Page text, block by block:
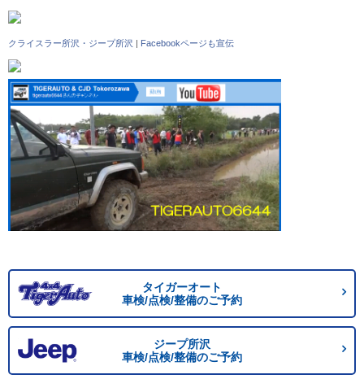
クライスラー所沢・ジープ所沢 | Facebookページも宣伝
タイガーオート
車検/点検/整備のご予約
ジープ所沢
車検/点検/整備のご予約